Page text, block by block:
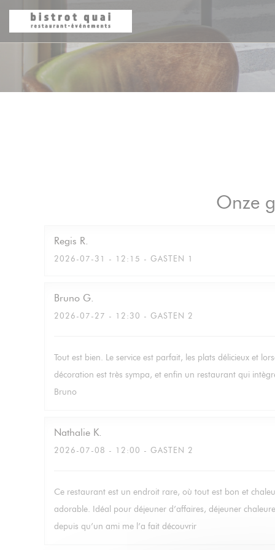
Cookies beheer paneel
Onze
Regis R
2026-07-31 - 12:15 - GASTEN 1
Bruno G
2026-07-27 - 12:30 - GASTEN 2
Tout est bien. Le service est parfait, les plats délicieux et
décoration est très sympa, et enfin un restaurant qui
Bruno
Nathalie K
2026-07-08 - 12:00 - GASTEN 2
Ce restaurant est un endroit rare, où tout est bon et
adorable. Idéal pour déjeuner d’affaires, déjeuner
depuis qu’un ami me l’a fait découvrir